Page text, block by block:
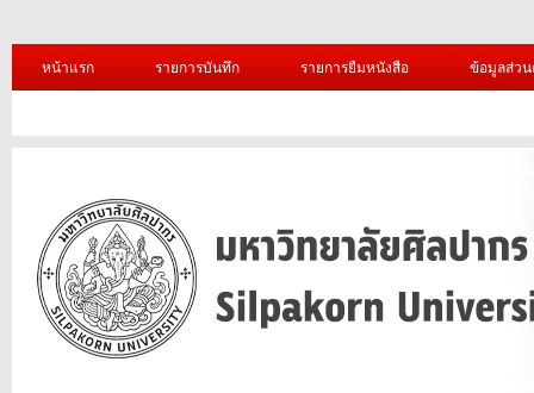
หน้าแรก รายการบันทึก รายการยืมหนังสือ ข้อมูลส่ว